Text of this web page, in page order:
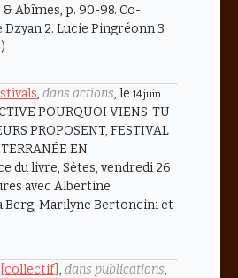
Abîmes, p. 90-98. Co-
Dzyan 2. Lucie Pingréonn 3.
, dans actions, le 14 juin
POURQUOI VIENS-TU
PROPOSENT, FESTIVAL
EN
du livre, Sètes, vendredi 26
avec Albertine
Berg, Marilyne Bertoncini et
, dans publications,